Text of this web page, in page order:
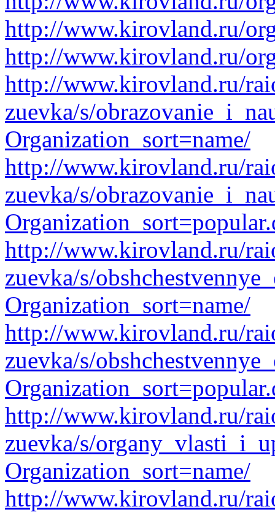
http://www.kirovland.ru/
http://www.kirovland.ru/
http://www.kirovland.ru/
zuevka/s/
Organization_sort=name/
http://www.kirovland.ru/
zuevka/s/
http://www.kirovland.ru/
zuevka/s/
Organization_sort=name/
http://www.kirovland.ru/
zuevka/s/
http://www.kirovland.ru/
zuevka/s/
Organization_sort=name/
http://www.kirovland.ru/